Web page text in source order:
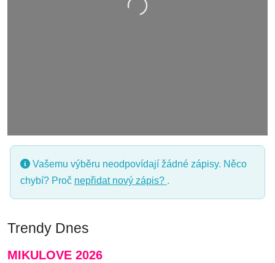
Nahrávání….
Vašemu výběru neodpovídají žádné zápisy. Něco
chybí? Proč nepřidat nový zápis? .
Trendy Dnes
MIKULOVE 2026